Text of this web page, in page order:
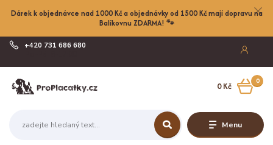
Dárek k objednávce nad 1000 Kč a objednávky od 1500 Kč mají dopravu na
Balíkovnu ZDARMA! 🐾
Menu
+420 731 686 680
0
0 Kč